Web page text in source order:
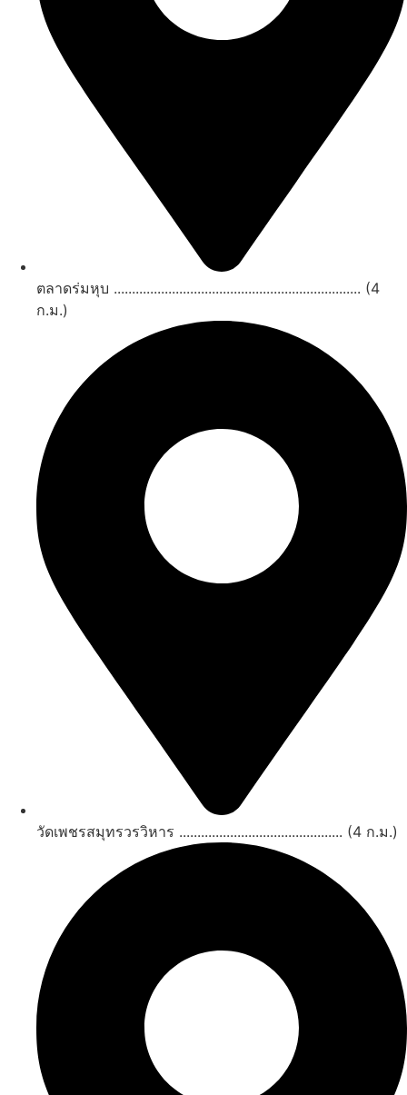
ตลาดร่มหุบ .................................................................... (4
ก.ม.)
วัดเพชรสมุทรวรวิหาร ............................................. (4 ก.ม.)